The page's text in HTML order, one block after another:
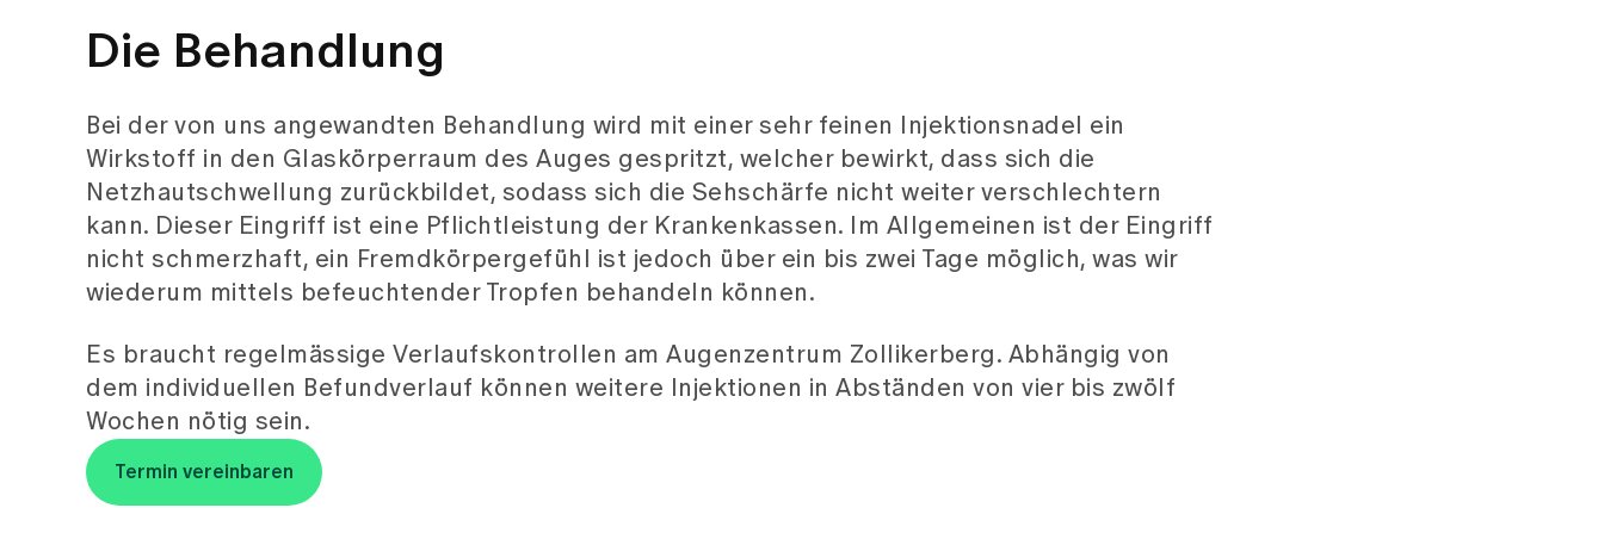
Die Behandlung
Bei der von uns angewandten Behandlung wird mit einer sehr feinen Injektionsnadel ein
Wirkstoff in den Glaskörperraum des Auges gespritzt, welcher bewirkt, dass sich die
Netzhautschwellung zurückbildet, sodass sich die Sehschärfe nicht weiter verschlechtern
kann. Dieser Eingriff ist eine Pflichtleistung der Krankenkassen. Im Allgemeinen ist der Eingriff
nicht schmerzhaft, ein Fremdkörpergefühl ist jedoch über ein bis zwei Tage möglich, was wir
wiederum mittels befeuchtender Tropfen behandeln können.
Es braucht regelmässige Verlaufskontrollen am Augenzentrum Zollikerberg. Abhängig von
dem individuellen Befundverlauf können weitere Injektionen in Abständen von vier bis zwölf
Wochen nötig sein.
Termin vereinbaren